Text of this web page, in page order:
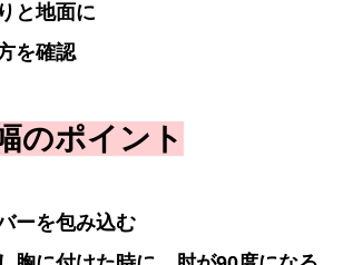
と地面に
を確認
のポイント
ーを包み込む